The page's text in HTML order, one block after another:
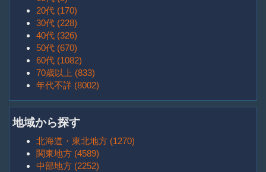
20代 (170)
30代 (228)
40代 (326)
50代 (670)
60代 (1082)
70歳以上 (833)
年代不詳 (8002)
地域から探す
北海道・東北地方 (1270)
関東地方 (4589)
中部地方 (2252)